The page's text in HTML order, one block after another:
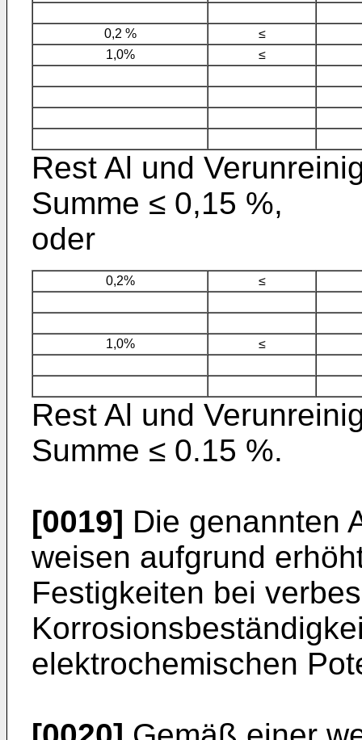
0,2 %
≤
1,0%
≤
Rest Al und
Summe ≤ 0,15 %,
oder
0,2% ≤
1,0% ≤
Rest Al und
Summe ≤ 0.15 %.
[0019] Die genannten
weisen aufgrund
Festigkeiten bei
elektrochemischen